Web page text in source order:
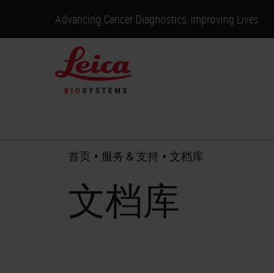
Advancing Cancer Diagnostics, Improving Lives
首页 • 服务 & 支持 • 文档库
文档库